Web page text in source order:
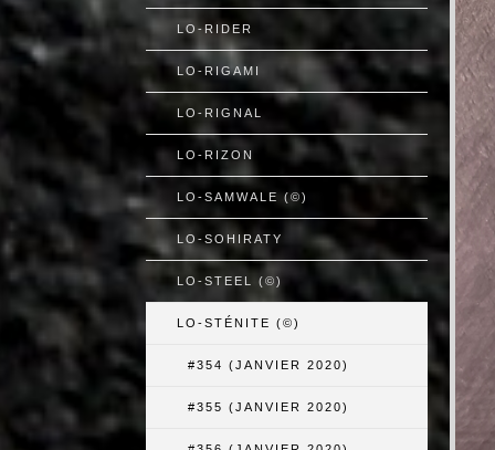
LO-RIDER
LO-RIGAMI
LO-RIGNAL
LO-RIZON
LO-SAMWALE (©)
LO-SOHIRATY
LO-STEEL (©)
LO-STÉNITE (©)
#354 (JANVIER 2020)
#355 (JANVIER 2020)